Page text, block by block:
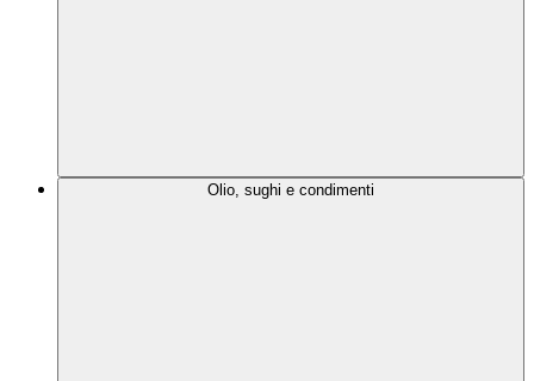
Olio, sughi e condimenti